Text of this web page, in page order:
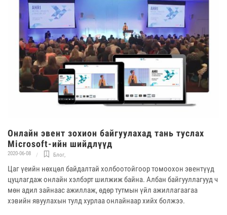
Онлайн эвент зохион байгуулахад тань туслах
Microsoft-ийн шийдлүүд
2020-06-08 Блог,
Цаг үеийн нөхцөл байдалтай холбоотойгоор томоохон эвентүүд
цуцлагдаж онлайн хэлбэрт шилжиж байна. Албан байгууллагууд ч
мөн адил зайнаас ажиллаж, өдөр тутмын үйл ажиллагаагаа
хэвийн явуулахын тулд хурлаа онлайнаар хийх болжээ.